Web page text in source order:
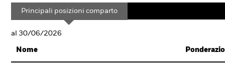
Principali posizioni comparto
al 30/06/2026
Nome